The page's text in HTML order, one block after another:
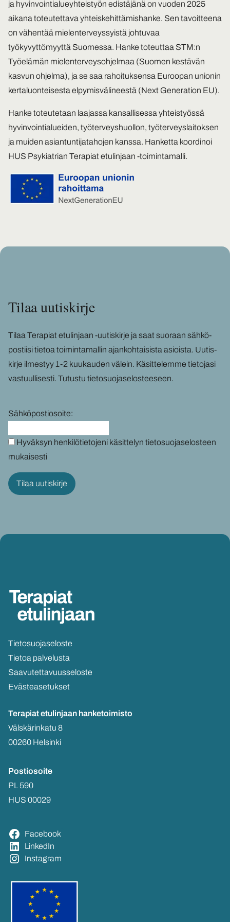
ja hyvinvointialueyhteistyön edistäjänä on vuoden 2025
aikana toteutettava yhteiskehittämishanke. Sen tavoitteena
on vähentää mielenterveyssyistä johtuvaa
työkyvyttömyyttä Suomessa. Hanke toteuttaa STM:n
Työelämän mielenterveysohjelmaa (Suomen kestävän
kasvun ohjelma), ja se saa rahoituksensa Euroopan unionin
kertaluonteisesta elpymisvälineestä (Next Generation EU).
Hanke toteutetaan laajassa kansallisessa yhteistyössä
hyvinvointialueiden, työterveyshuollon, työterveyslaitoksen
ja muiden asiantuntijatahojen kanssa. Hanketta koordinoi
HUS Psykiatrian Terapiat etulinjaan -toimintamalli.
Tilaa uu­tis­kir­je
Tilaa Te­ra­piat etu­lin­jaan -​uutiskirje ja saat suo­raan säh­kö­
pos­tii­si tie­toa toi­min­ta­mal­lin ajan­koh­tai­sis­ta asiois­ta. Uu­tis­
kir­je il­mes­tyy 1-2 kuu­kau­den vä­lein. Kä­sit­te­lem­me tie­to­ja­si
vas­tuul­li­ses­ti. Tu­tus­tu tie­to­suo­ja­se­los­tee­seen.
Sähköpostiosoite:
Hyväksyn henkilötietojeni käsittelyn tietosuojaselosteen
mukaisesti
Tie­to­suo­ja­se­los­te
Tie­toa pal­ve­lus­ta
Saa­vu­tet­ta­vuus­se­los­te
Eväs­tea­se­tuk­set
Te­ra­piat etu­lin­jaan han­ke­toi­mis­to
Väls­kä­rin­ka­tu 8
00260 Hel­sin­ki
Pos­tio­soi­te
PL 590
HUS 00029
Face­book
Lin­ke­dIn
Ins­ta­gram